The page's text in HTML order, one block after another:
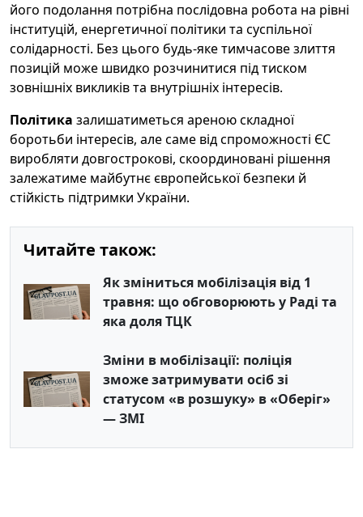
його подолання потрібна послідовна робота на рівні
інституцій, енергетичної політики та суспільної
солідарності. Без цього будь-яке тимчасове злиття
позицій може швидко розчинитися під тиском
зовнішніх викликів та внутрішніх інтересів.
Політика залишатиметься ареною складної
боротьби інтересів, але саме від спроможності ЄС
виробляти довгострокові, скоординовані рішення
залежатиме майбутнє європейської безпеки й
стійкість підтримки України.
Читайте також:
Як зміниться мобілізація від 1
травня: що обговорюють у Раді та
яка доля ТЦК
Зміни в мобілізації: поліція
зможе затримувати осіб зі
статусом «в розшуку» в «Оберіг»
— ЗМІ